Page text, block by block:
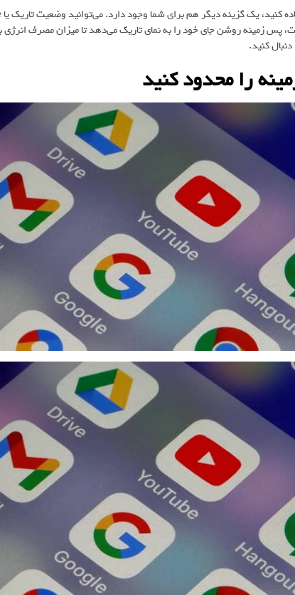
پس زمینه روشن جای خود را به نمای تاریک می‌دهد تا میزان مصرف
را محدود کنید